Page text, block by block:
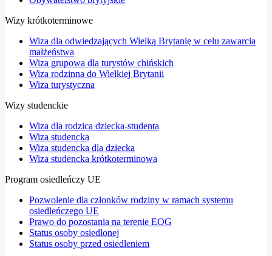
Wizy krótkoterminowe
Wiza dla odwiedzających Wielką Brytanię w celu zawarcia
małżeństwa
Wiza grupowa dla turystów chińskich
Wiza rodzinna do Wielkiej Brytanii
Wiza turystyczna
Wizy studenckie
Wiza dla rodzica dziecka-studenta
Wiza studencka
Wiza studencka dla dziecka
Wiza studencka krótkoterminowa
Program osiedleńczy UE
Pozwolenie dla członków rodziny w ramach systemu
osiedleńczego UE
Prawo do pozostania na terenie EOG
Status osoby osiedlonej
Status osoby przed osiedleniem